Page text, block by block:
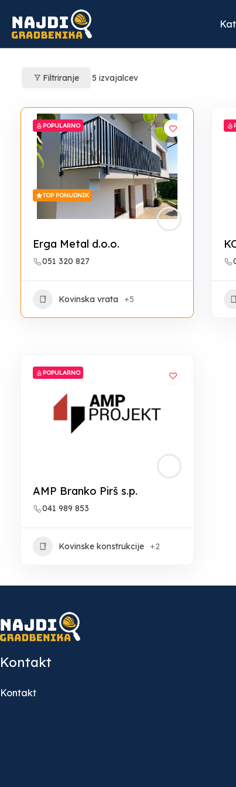
content
Filtriranje 5 izvajalcev
POPULARNO
TOP PONUDNIK
Erga Metal d.o.o.
051 320 827
Kovinska vrata +5
POPULARNO
AMP Branko Pirš s.p.
041 989 853
Kovinske konstrukcije +2
Kontakt
Kontakt